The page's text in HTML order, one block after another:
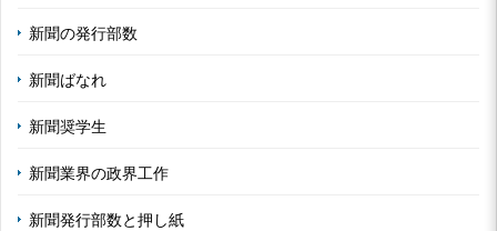
新聞の発行部数
新聞ばなれ
新聞奨学生
新聞業界の政界工作
新聞発行部数と押し紙